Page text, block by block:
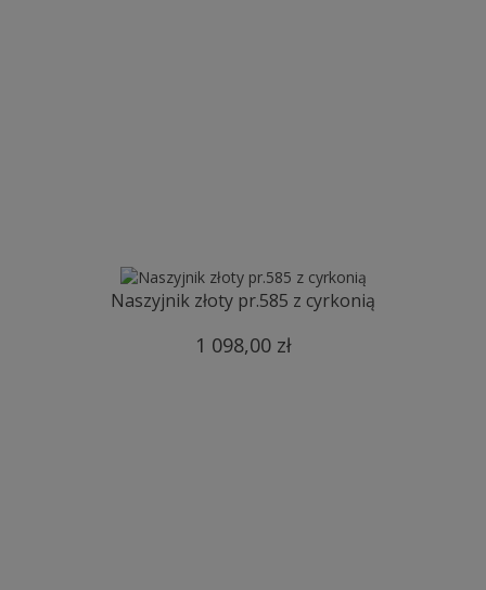
Naszyjnik złoty pr.585 z cyrkonią
1 098,00 zł